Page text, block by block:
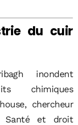
du cuir
inondent
chimiques
chercheur
Santé et droit